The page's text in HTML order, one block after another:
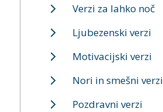
Verzi za lahko noč
Ljubezenski verzi
Motivacijski verzi
Nori in smešni verzi
Pozdravni verzi